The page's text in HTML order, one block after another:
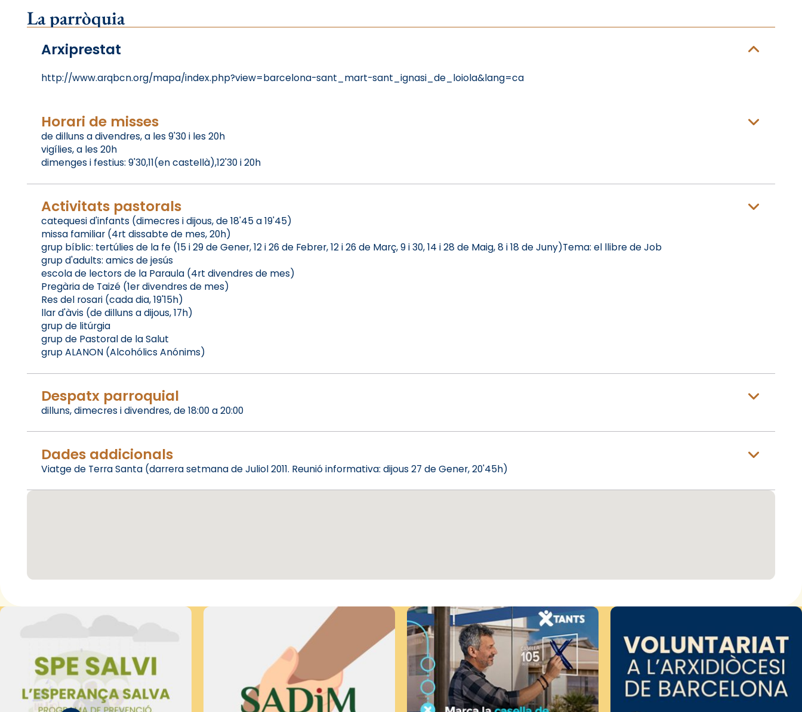
La parròquia
Arxiprestat
http://www.arqbcn.org/mapa/index.php?view=barcelona-sant_mart-sant_ignasi_de_loiola&lang=ca
Horari de misses
de dilluns a divendres, a les 9'30 i les 20h
vigílies, a les 20h
dimenges i festius: 9'30,11(en castellà),12'30 i 20h
Activitats pastorals
catequesi d'infants (dimecres i dijous, de 18'45 a 19'45)
missa familiar (4rt dissabte de mes, 20h)
grup bíblic: tertúlies de la fe (15 i 29 de Gener, 12 i 26 de Febrer, 12 i 26 de Març, 9 i 30, 14 i 28 de Maig, 8 i 18 de Juny)Tema: el llibre de Job
grup d'adults: amics de jesús
escola de lectors de la Paraula (4rt divendres de mes)
Pregària de Taizé (1er divendres de mes)
Res del rosari (cada dia, 19'15h)
llar d'àvis (de dilluns a dijous, 17h)
grup de litúrgia
grup de Pastoral de la Salut
grup ALANON (Alcohólics Anónims)
Despatx parroquial
dilluns, dimecres i divendres, de 18:00 a 20:00
Dades addicionals
Viatge de Terra Santa (darrera setmana de Juliol 2011. Reunió informativa: dijous 27 de Gener, 20'45h)